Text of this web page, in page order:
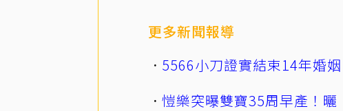
更多新聞報導
5566小刀證實結束14年婚
愷樂突曝雙寶35周早產！